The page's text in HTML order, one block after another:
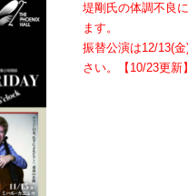
堤剛氏の体調不良
ます。
振替公演は12/13(
さい。【10/23更新